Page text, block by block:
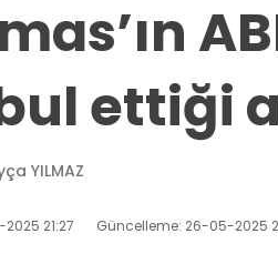
ettiği
YILMAZ
21:27 Güncelleme: 26-05-2025